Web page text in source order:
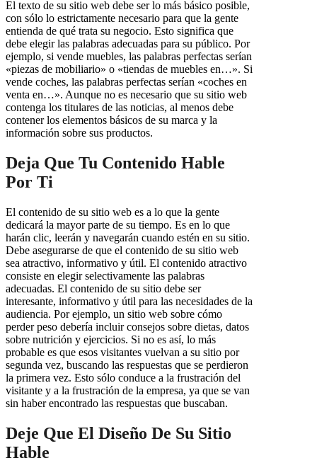
El texto de su sitio web debe ser lo más básico posible,
con sólo lo estrictamente necesario para que la gente
entienda de qué trata su negocio. Esto significa que
debe elegir las palabras adecuadas para su público. Por
ejemplo, si vende muebles, las palabras perfectas serían
«piezas de mobiliario» o «tiendas de muebles en…». Si
vende coches, las palabras perfectas serían «coches en
venta en…». Aunque no es necesario que su sitio web
contenga los titulares de las noticias, al menos debe
contener los elementos básicos de su marca y la
información sobre sus productos.
Deja Que Tu Contenido Hable
Por Ti
El contenido de su sitio web es a lo que la gente
dedicará la mayor parte de su tiempo. Es en lo que
harán clic, leerán y navegarán cuando estén en su sitio.
Debe asegurarse de que el contenido de su sitio web
sea atractivo, informativo y útil. El contenido atractivo
consiste en elegir selectivamente las palabras
adecuadas. El contenido de su sitio debe ser
interesante, informativo y útil para las necesidades de la
audiencia. Por ejemplo, un sitio web sobre cómo
perder peso debería incluir consejos sobre dietas, datos
sobre nutrición y ejercicios. Si no es así, lo más
probable es que esos visitantes vuelvan a su sitio por
segunda vez, buscando las respuestas que se perdieron
la primera vez. Esto sólo conduce a la frustración del
visitante y a la frustración de la empresa, ya que se van
sin haber encontrado las respuestas que buscaban.
Deje Que El Diseño De Su Sitio
Hable